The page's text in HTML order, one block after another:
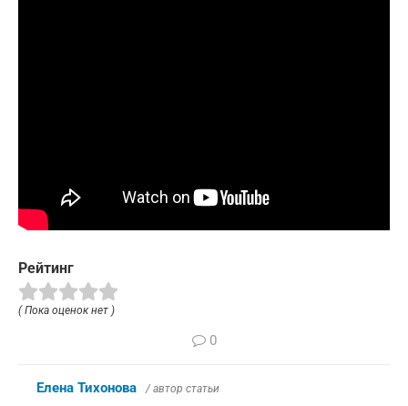
Рейтинг
( Пока оценок нет )
0
Елена Тихонова / автор статьи